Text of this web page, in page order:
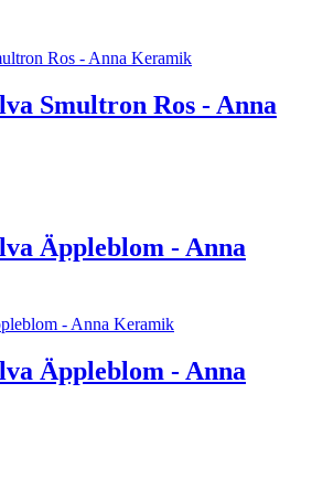
Smultron Ros - Anna
Äppleblom - Anna
Äppleblom - Anna